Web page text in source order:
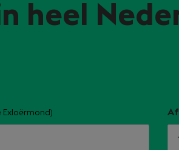
heel
Exloërmond)